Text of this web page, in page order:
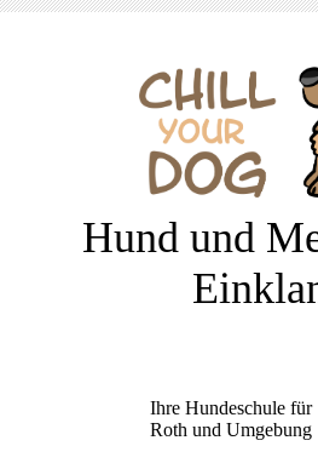
Hund und
Ihre Hundeschule für
Roth und Umgebung